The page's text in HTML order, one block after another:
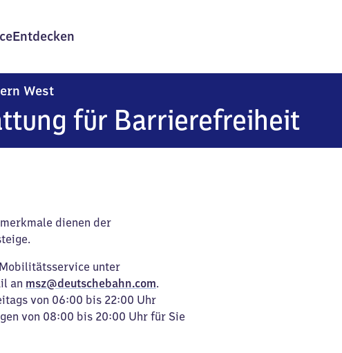
Entdecken
West
für Barrierefreiheit
dienen der
unter
an msz@deutschebahn.com.
von 06:00 bis 22:00 Uhr
von 08:00 bis 20:00 Uhr für Sie